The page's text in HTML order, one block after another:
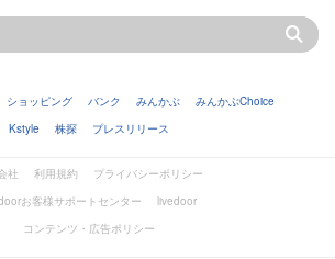
ショッピング バンク みんかぶ
みんかぶChoice
Kstyle
株探 プレスリリース
社 利用規約
プライバシーポリシー
お客様サポートセンター
livedoor
コンテンツ・広告ポリシー